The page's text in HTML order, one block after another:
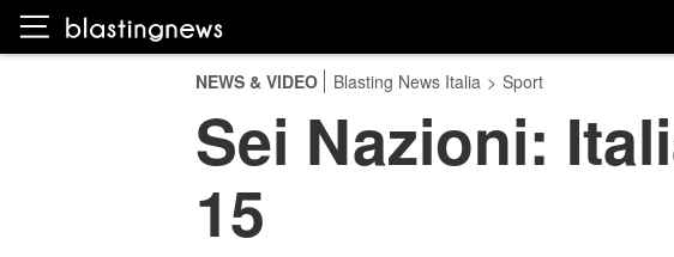
NEWS & VIDEO Blasting News Italia > Sport
Sei Nazioni:
15